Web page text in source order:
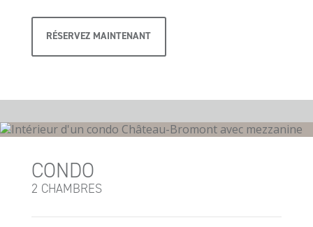
RÉSERVEZ MAINTENANT
CONDO
2 CHAMBRES